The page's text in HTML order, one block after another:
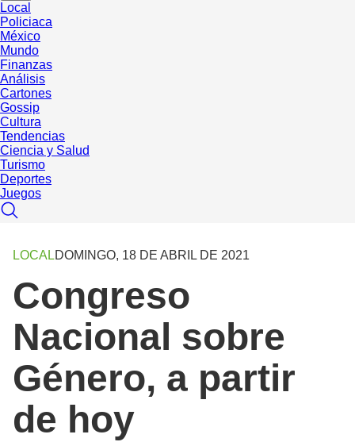
Local
Policiaca
México
Mundo
Finanzas
Análisis
Cartones
Gossip
Cultura
Tendencias
Ciencia y Salud
Turismo
Deportes
Juegos
LOCALDOMINGO, 18 DE ABRIL DE 2021
Congreso
Nacional sobre
Género, a partir
de hoy